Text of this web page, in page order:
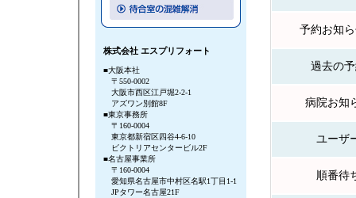
株式会社 エスプリフォート
■大阪本社
〒550-0002
大阪市西区江戸堀2-2-1
アズワン別館8F
■東京事務所
〒160-0004
東京都新宿区四谷4-6-10
ビクトリアセンタービル2F
■名古屋事業所
〒160-0004
愛知県名古屋市中村区名駅1丁目1-1
JPタワー名古屋21F
予約お知
過去の
病院お知
ユーザ
順番待